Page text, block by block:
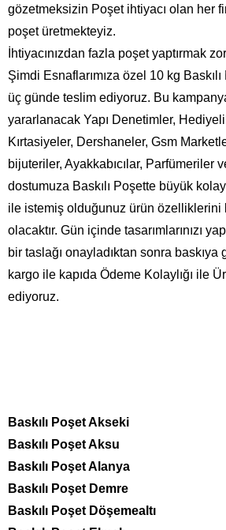
gözetmeksizin Poşet ihtiyacı olan her
poşet üretmekteyiz.
İhtiyacınızdan fazla poşet yaptırmak
Şimdi Esnaflarımıza özel 10 kg
üç günde teslim ediyoruz. Bu
yararlanacak Yapı Denetimler,
Kırtasiyeler, Dershaneler, Gsm
bijuteriler, Ayakkabıcılar, Parfümeriler
dostumuza Baskılı Poşette büyük
ile istemiş olduğunuz ürün özelliklerini
olacaktır. Gün içinde tasarımlarınızı
bir taslağı onayladıktan sonra
kargo ile kapıda Ödeme Kolaylığı ile
ediyoruz.
Baskılı Poşet Akseki
Baskılı Poşet Aksu
Baskılı Poşet Alanya
Baskılı Poşet Demre
Baskılı Poşet Döşemealtı